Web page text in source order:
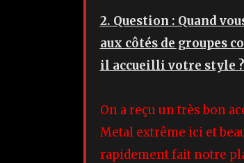
2. Question : Quand
aux côtés de groupes
il accueilli votre style
On a reçu un très bon
Metal extrême ici et
rapidement fait notre